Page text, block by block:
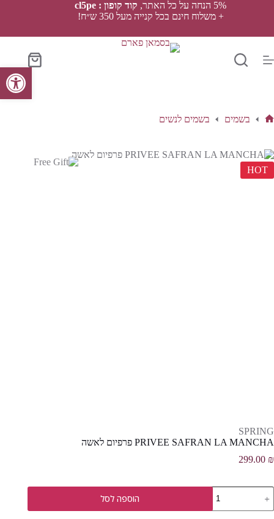
פתח סרגל נגישות
5% הנחה על כל האתר,
קוד קופון : cl5pe
+ משלוח חינם בכל קנייה מעל 350 ש״ח!
סל
הקניות
בשמים בשמים לנשים
HOT
SPRING
PRIVEE SAFRAN LA MANCHA פרפיום לאשה
299.00 ₪
כמות
של
PRIVEE
הוספה לסל